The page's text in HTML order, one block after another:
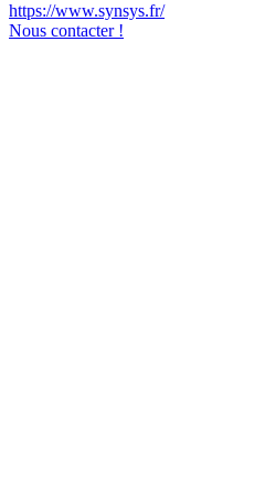
https://www.synsys.fr/
Nous contacter !